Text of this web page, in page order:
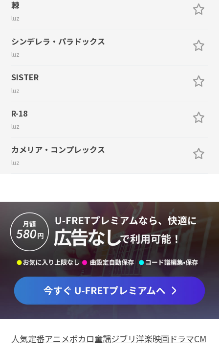
棘
luz
シンデレラ・パラドックス
luz
SISTER
luz
R-18
luz
カメリア・コンプレックス
luz
人気定番アニメボカロ童謡ジブリ洋楽映画ドラマCM